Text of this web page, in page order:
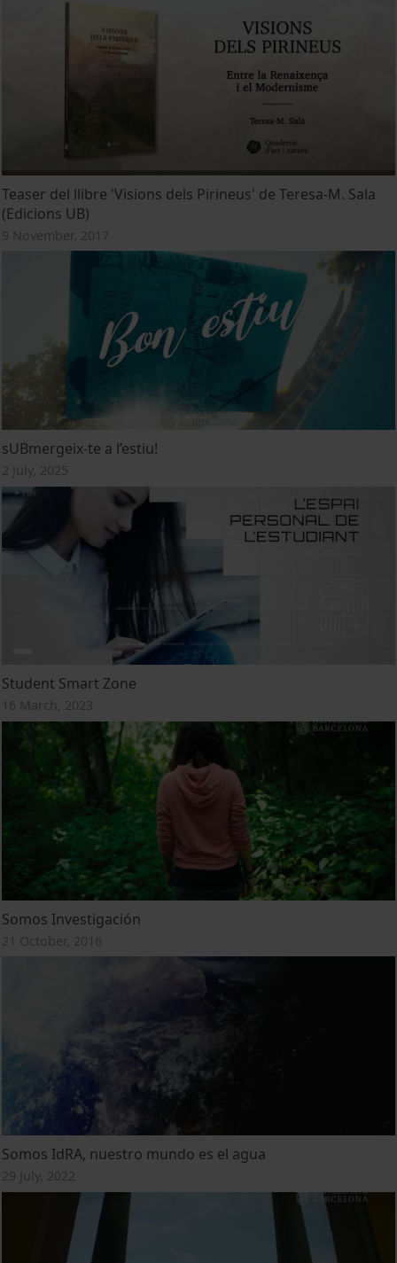
Teaser del llibre 'Visions dels Pirineus' de Teresa-M. Sala
(Edicions UB)
9 November, 2017
sUBmergeix-te a l’estiu!
2 July, 2025
Student Smart Zone
16 March, 2023
Somos Investigación
21 October, 2016
Somos IdRA, nuestro mundo es el agua
29 July, 2022